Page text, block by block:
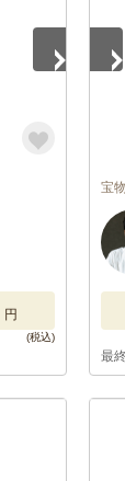
円
宝
最